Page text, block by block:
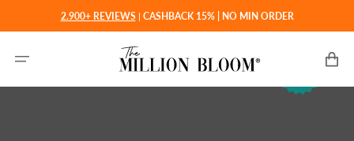
konten
2.900+ REVIEWS | CASHBACK 15% | NO MIN ORDER